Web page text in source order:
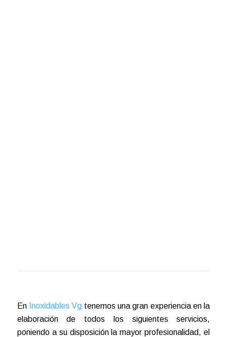
En Inoxidables Vg tenemos una gran experiencia en la
elaboración de todos los siguientes servicios,
poniendo a su disposición la mayor profesionalidad, el